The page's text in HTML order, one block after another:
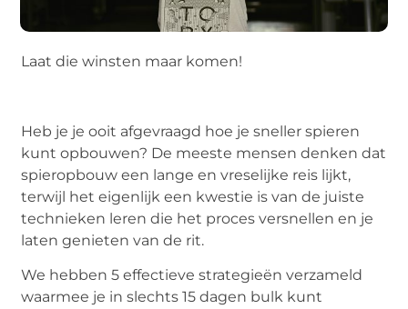
Laat die winsten maar komen!
Heb je je ooit afgevraagd hoe je sneller spieren
kunt opbouwen? De meeste mensen denken dat
spieropbouw een lange en vreselijke reis lijkt,
terwijl het eigenlijk een kwestie is van de juiste
technieken leren die het proces versnellen en je
laten genieten van de rit.
We hebben 5 effectieve strategieën verzameld
waarmee je in slechts 15 dagen bulk kunt